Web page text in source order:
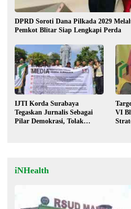
DPRD Soroti Dana Pilkada 2029
Pemkot Blitar Siap Lengkapi Perda
IJTI Korda Surabaya
Tegaskan Jurnalis Sebagai
Pilar Demokrasi, Tolak
VI
iNHealth